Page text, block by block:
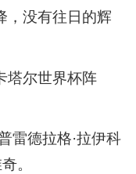
，没有往日的辉
塔尔世界杯阵
雷德拉格·拉伊科
。